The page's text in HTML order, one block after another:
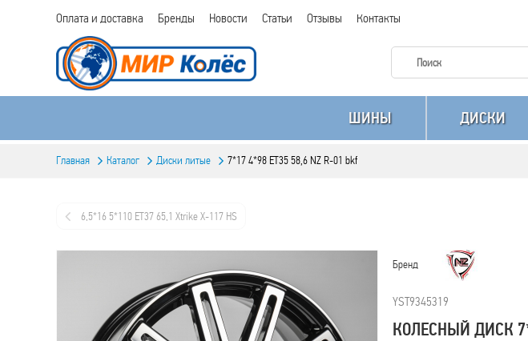
Оплата и доставка Бренды Новости Статьи Отзывы Контакты
ШИНЫ ДИСКИ
Главная Каталог Диски литые 7*17 4*98 ET35 58,6 NZ R-01 bkf
6,5*16 5*110 ET37 65,1 Xtrike X-117 HS
Бренд
YST9345319
КОЛЕСНЫЙ ДИСК